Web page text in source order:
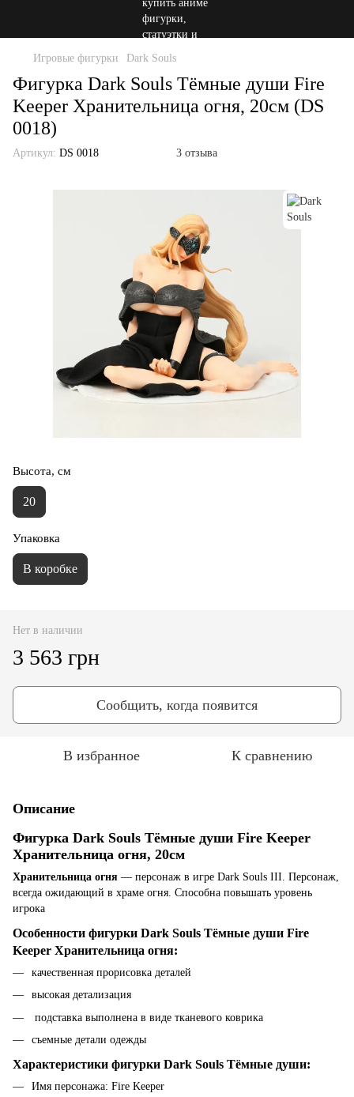
Игровые фигурки Dark Souls
Фигурка Dark Souls Тёмные души Fire
Keeper Хранительница огня, 20см (DS
0018)
Артикул: DS 0018 3 отзыва
Высота, см
20
Упаковка
В коробке
Нет в наличии
3 563 грн
Сообщить, когда появится
В избранное К сравнению
Описание
Фигурка Dark Souls Тёмные души Fire Keeper
Хранительница огня, 20см
Хранительница огня — персонаж в игре Dark Souls III. Персонаж,
всегда ожидающий в храме огня. Способна повышать уровень
игрока
Особенности фигурки Dark Souls Тёмные души Fire
Keeper Хранительница огня:
качественная прорисовка деталей
высокая детализация
подставка выполнена в виде тканевого коврика
съемные детали одежды
Характеристики фигурки Dark Souls Тёмные души:
Имя персонажа: Fire Keeper